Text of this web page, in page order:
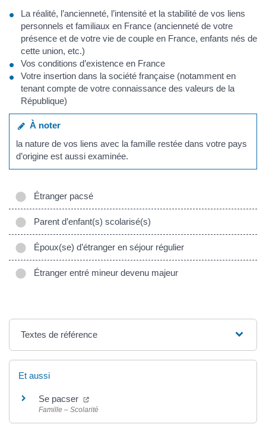
La réalité, l’ancienneté, l’intensité et la stabilité de vos liens
personnels et familiaux en France (ancienneté de votre
présence et de votre vie de couple en France, enfants nés de
cette union, etc.)
Vos conditions d’existence en France
Votre insertion dans la société française (notamment en
tenant compte de votre connaissance des valeurs de la
République)
À noter
la nature de vos liens avec la famille restée dans votre pays
d’origine est aussi examinée.
Étranger pacsé
Parent d’enfant(s) scolarisé(s)
Époux(se) d’étranger en séjour régulier
Étranger entré mineur devenu majeur
Textes de référence
Et aussi
Se pacser
Famille – Scolarité